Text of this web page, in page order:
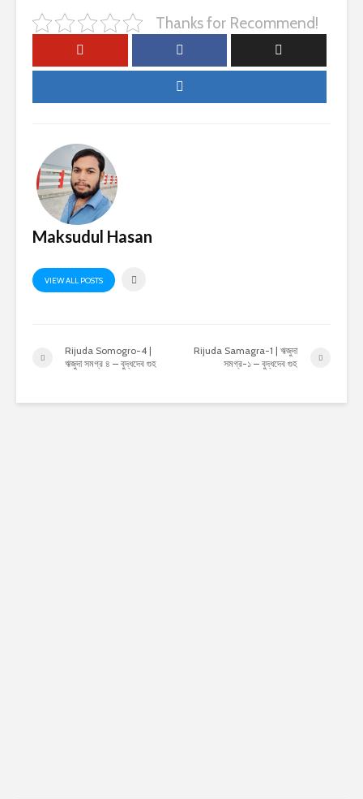
Thanks for Recommend!
Maksudul Hasan
VIEW ALL POSTS
Rijuda Somogro-4 |
ঋজুদা সমগ্র ৪ – বুদ্ধদেব গুহ
Rijuda Samagra-1 | ঋজুদা
সমগ্র-১ – বুদ্ধদেব গুহ